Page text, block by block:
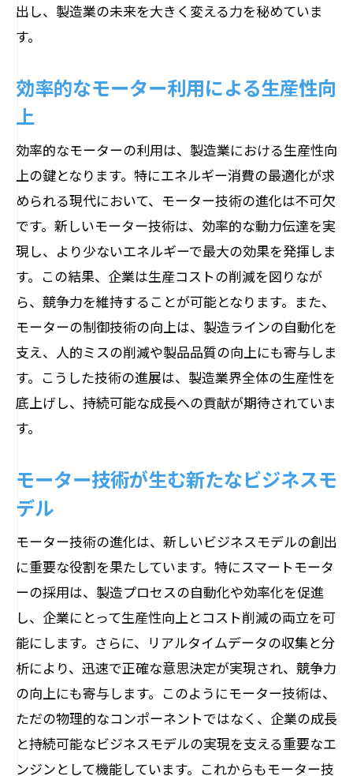
高度なモーター制御の実現による生産性
製造工程の最適化に向けたモーター制御
トレンド
省エネ技術がもたらす産業革命
エネルギー効率向上のための革新的モー
ター
最新技術で実現するエコモーターの未来
エネルギー節約の切り札となるモーター
技術
効率的なエネルギー利用を促進するモー
ター
モーター技術を活用したエネルギーコス
理システム
モーター技術が変革するスマートエネル
ギーシステム
エネルギー効率化を実現するモーター駆
動システム
エネルギー管理最適化に向けたモーター
技術の応用
モーターの進化がもたらす持続可能なエ
ネルギー管理
次世代エネルギーシステムを支えるモー
出し、製造業の未来を大きく変える力を秘めていま
す。
効率的なモーター利用による生産性向
上
効率的なモーターの利用は、製造業における生産性向
上の鍵となります。特にエネルギー消費の最適化が求
められる現代において、モーター技術の進化は不可欠
です。新しいモーター技術は、効率的な動力伝達を実
現し、より少ないエネルギーで最大の効果を発揮しま
す。この結果、企業は生産コストの削減を図りなが
ら、競争力を維持することが可能となります。また、
モーターの制御技術の向上は、製造ラインの自動化を
支え、人的ミスの削減や製品品質の向上にも寄与しま
す。こうした技術の進展は、製造業界全体の生産性を
底上げし、持続可能な成長への貢献が期待されていま
す。
モーター技術が生む新たなビジネスモ
デル
モーター技術の進化は、新しいビジネスモデルの創出
に重要な役割を果たしています。特にスマートモータ
ーの採用は、製造プロセスの自動化や効率化を促進
し、企業にとって生産性向上とコスト削減の両立を可
能にします。さらに、リアルタイムデータの収集と分
析により、迅速で正確な意思決定が実現され、競争力
の向上にも寄与します。このようにモーター技術は、
ただの物理的なコンポーネントではなく、企業の成長
と持続可能なビジネスモデルの実現を支える重要なエ
ンジンとして機能しています。これからもモーター技